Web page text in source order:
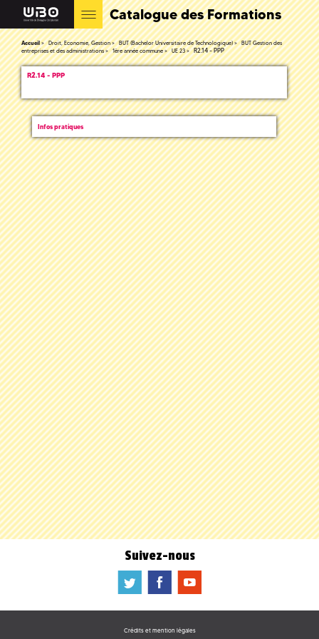
Catalogue des Formations
Accueil Droit, Economie, Gestion BUT (Bachelor Universitaire de Technologique)
BUT Gestion des
entreprises et des administrations
1ère année commune UE 23 R2.14 - PPP
R2.14 - PPP
Infos pratiques
Suivez-nous
a b f
Crédits et mention légales